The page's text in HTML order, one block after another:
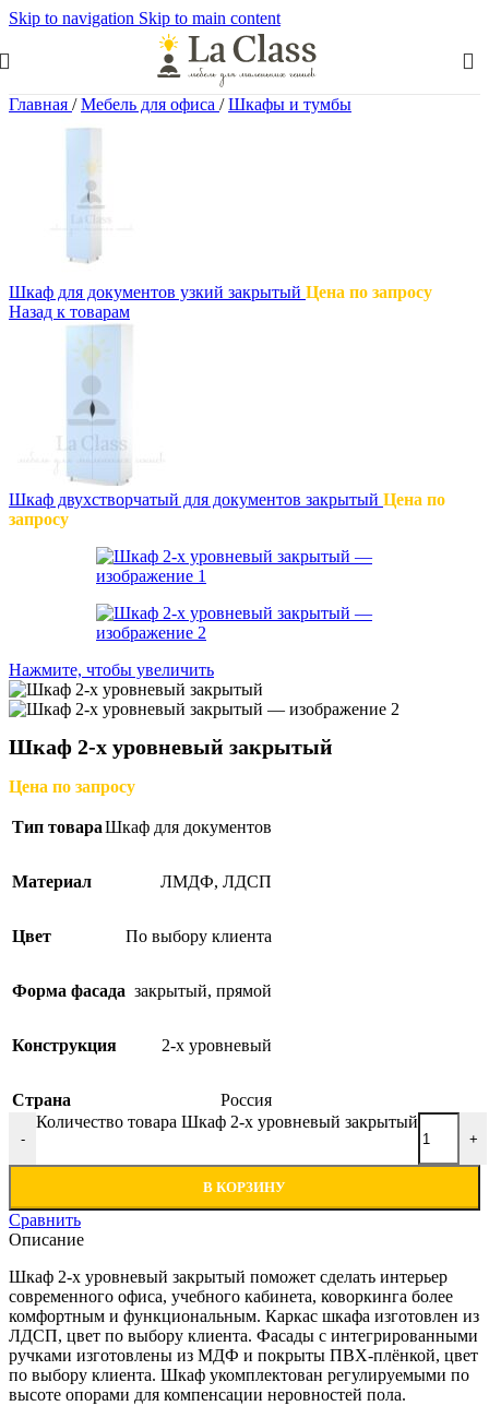
Skip to navigation Skip to main content
Главная / Мебель для офиса / Шкафы и тумбы
Шкаф для документов узкий закрытый Цена по запросу
Назад к товарам
Шкаф двухстворчатый для документов закрытый Цена по
запросу
Нажмите, чтобы увеличить
Шкаф 2-х уровневый закрытый
Цена по запросу
Тип товараШкаф для документов
Материал ЛМДФ, ЛДСП
Цвет По выбору клиента
Форма фасада закрытый, прямой
Конструкция 2-х уровневый
Страна Россия
-
Количество товара Шкаф 2-х уровневый закрытый
+
В КОРЗИНУ
Сравнить
Описание
Шкаф 2-х уровневый закрытый поможет сделать интерьер
современного офиса, учебного кабинета, коворкинга более
комфортным и функциональным. Каркас шкафа изготовлен из
ЛДСП, цвет по выбору клиента. Фасады с интегрированными
ручками изготовлены из МДФ и покрыты ПВХ-плёнкой, цвет
по выбору клиента. Шкаф укомплектован регулируемыми по
высоте опорами для компенсации неровностей пола.